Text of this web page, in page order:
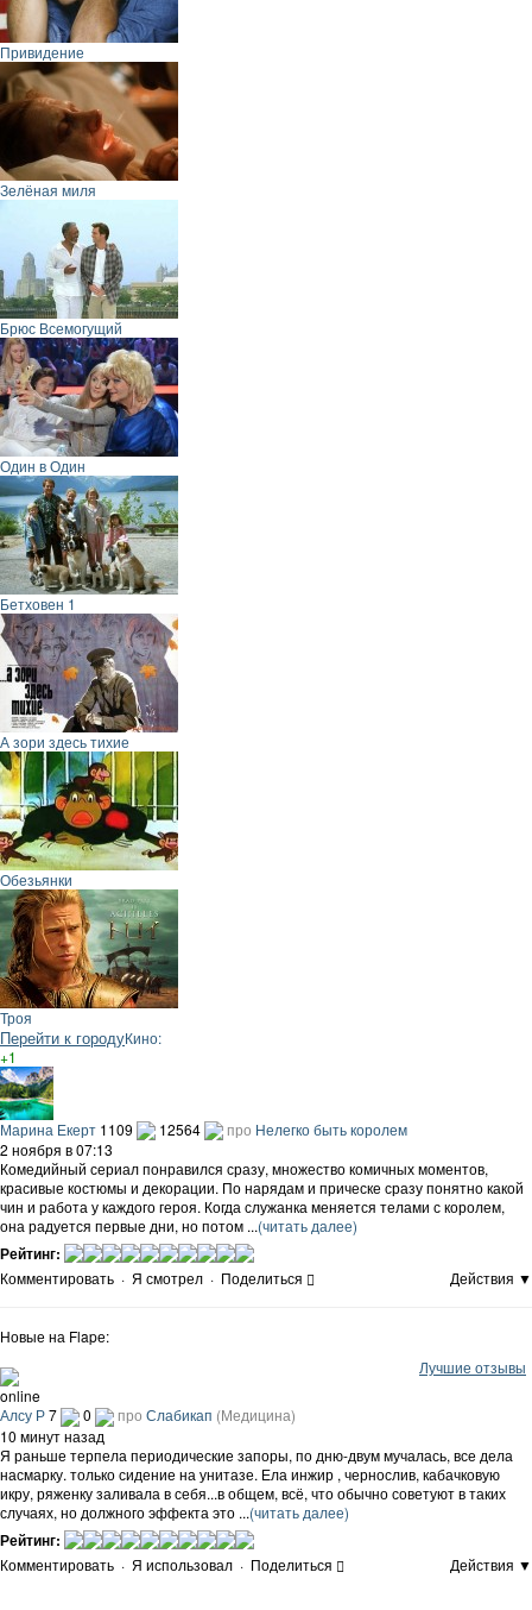
Привидение
Зелёная миля
Брюс Всемогущий
Один в Один
Бетховен 1
А зори здесь тихие
Обезьянки
Троя
Перейти к городуКино:
+1
Марина Екерт 1109 12564 про Нелегко быть королем
2 ноября в 07:13
Комедийный сериал понравился сразу, множество комичных моментов,
красивые костюмы и декорации. По нарядам и прическе сразу понятно какой
чин и работа у каждого героя. Когда служанка меняется телами с королем,
она радуется первые дни, но потом ...(читать далее)
Рейтинг:
Комментировать · Я смотрел · Поделиться Действия ▼
Новые на Flapе:
Лучшие отзывы
online
Алсу Р7 0 про Слабикап (Медицина)
10 минут назад
Я раньше терпела периодические запоры, по дню-двум мучалась, все дела
насмарку. только сидение на унитазе. Ела инжир , чернослив, кабачковую
икру, ряженку заливала в себя...в общем, всё, что обычно советуют в таких
случаях, но должного эффекта это ...(читать далее)
Рейтинг:
Комментировать · Я использовал · Поделиться Действия ▼